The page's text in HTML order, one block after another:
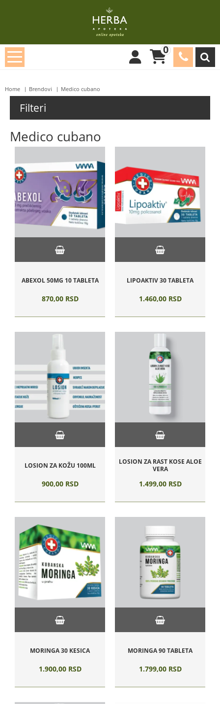
0
Home Brendovi Medico cubano
Filteri
Medico cubano
ABEXOL 50MG 10 TABLETA
870,00 RSD
LIPOAKTIV 30 TABLETA
1.460,00 RSD
LOSION ZA KOŽU 100ML
900,00 RSD
LOSION ZA RAST KOSE ALOE
VERA
1.499,00 RSD
MORINGA 30 KESICA
1.900,00 RSD
MORINGA 90 TABLETA
1.799,00 RSD